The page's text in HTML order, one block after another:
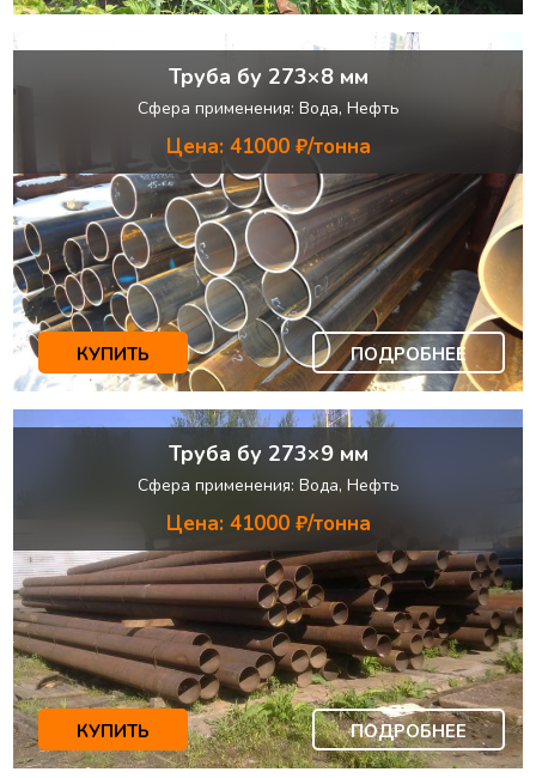
Труба бу 273×8 мм
Сфера применения: Вода, Нефть
Цена: 41000 ₽/тонна
КУПИТЬ ПОДРОБНЕЕ
Труба бу 273×9 мм
Сфера применения: Вода, Нефть
Цена: 41000 ₽/тонна
КУПИТЬ ПОДРОБНЕЕ